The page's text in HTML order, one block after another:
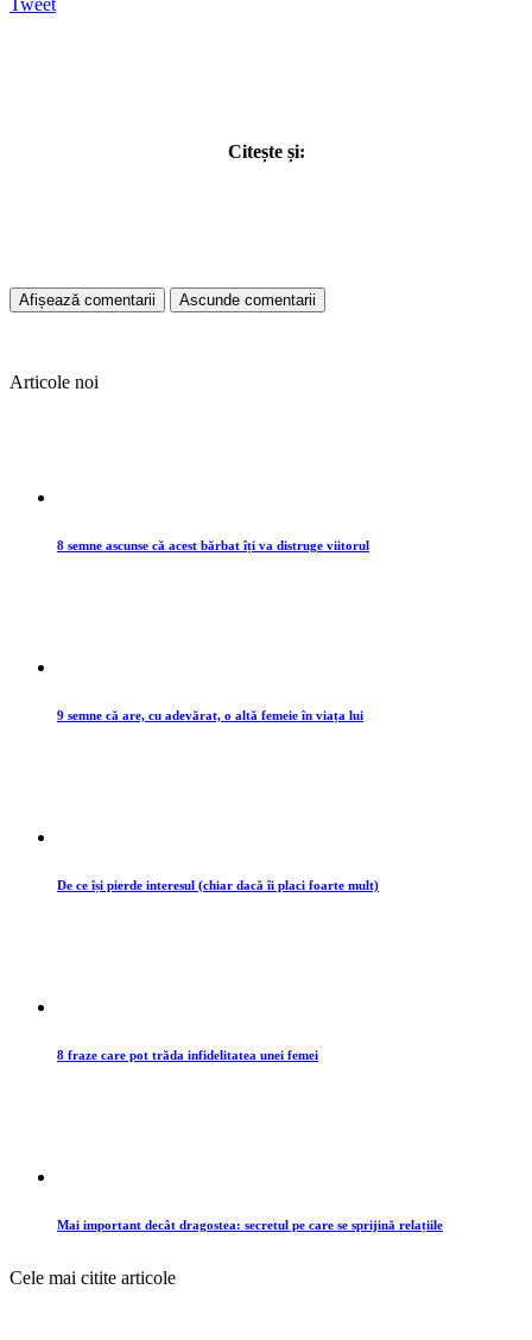
Tweet
Citește și:
Afișează comentarii Ascunde comentarii
Articole noi
8 semne ascunse că acest bărbat îți va distruge viitorul
9 semne că are, cu adevărat, o altă femeie în viața lui
De ce își pierde interesul (chiar dacă îi placi foarte mult)
8 fraze care pot trăda infidelitatea unei femei
Mai important decât dragostea: secretul pe care se sprijină relațiile
Cele mai citite articole